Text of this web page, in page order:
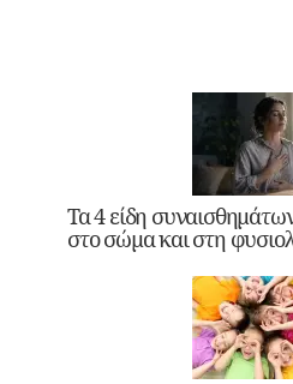
Τα 4 είδη
στο σώμα και στη